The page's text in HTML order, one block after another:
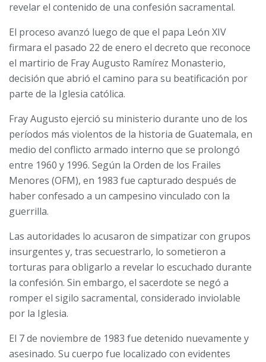
revelar el contenido de una confesión sacramental.
El proceso avanzó luego de que el papa León XIV
firmara el pasado 22 de enero el decreto que reconoce
el martirio de Fray Augusto Ramírez Monasterio,
decisión que abrió el camino para su beatificación por
parte de la Iglesia católica.
Fray Augusto ejerció su ministerio durante uno de los
períodos más violentos de la historia de Guatemala, en
medio del conflicto armado interno que se prolongó
entre 1960 y 1996. Según la Orden de los Frailes
Menores (OFM), en 1983 fue capturado después de
haber confesado a un campesino vinculado con la
guerrilla.
Las autoridades lo acusaron de simpatizar con grupos
insurgentes y, tras secuestrarlo, lo sometieron a
torturas para obligarlo a revelar lo escuchado durante
la confesión. Sin embargo, el sacerdote se negó a
romper el sigilo sacramental, considerado inviolable
por la Iglesia.
El 7 de noviembre de 1983 fue detenido nuevamente y
asesinado. Su cuerpo fue localizado con evidentes